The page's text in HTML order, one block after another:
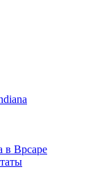
в Врсаре